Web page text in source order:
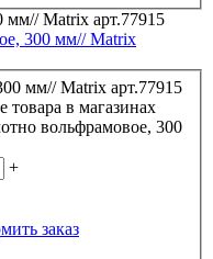
300 мм// Matrix
товара в магазинах
вольфрамовое, 300
+
заказ